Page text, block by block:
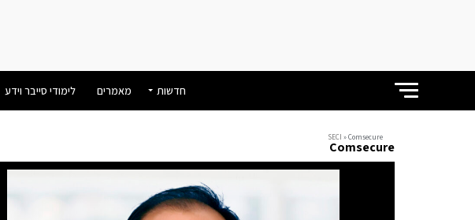
חדשות מאמרים לימודי סייבר וידע
SECI »Comsecure
Comsecure